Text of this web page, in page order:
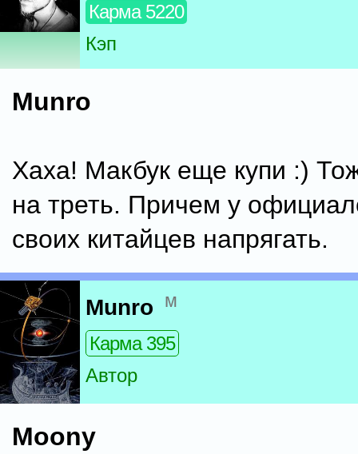
Карма 5220
Кэп
Munro
Хаха! Макбук еще купи :)
на треть. Причем у
своих китайцев напрягать.
Munro м
Карма 395
Автор
Moony